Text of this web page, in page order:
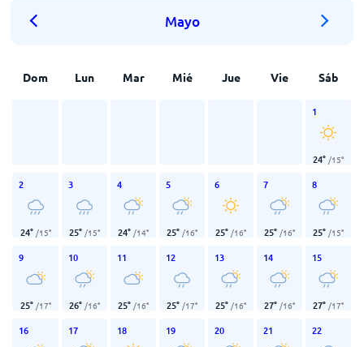
Mayo
Dom Lun Mar Mié Jue Vie Sáb
1
24° /15°
2
24° /15°
3
25° /15°
4
24° /14°
5
25° /16°
6
25° /16°
7
25° /16°
8
25° /15°
9
25° /17°
10
26° /16°
11
25° /16°
12
25° /17°
13
25° /16°
14
27° /16°
15
27° /17°
16 17 18 19 20 21 22